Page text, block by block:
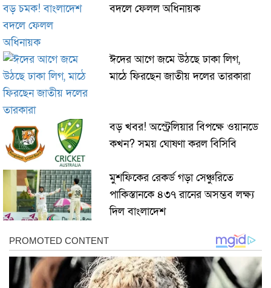
বদলে ফেলল অধিনায়ক
ঈদের আগে জমে উঠছে ঢাকা লিগ,
মাঠে ফিরছেন জাতীয় দলের তারকারা
বড় খবর! অস্ট্রেলিয়ার বিপক্ষে ওয়ানডে
কখন? সময় ঘোষণা করল বিসিবি
মুশফিকের রেকর্ড গড়া সেঞ্চুরিতে
পাকিস্তানকে ৪৩৭ রানের অসম্ভব লক্ষ্য
দিল বাংলাদেশ